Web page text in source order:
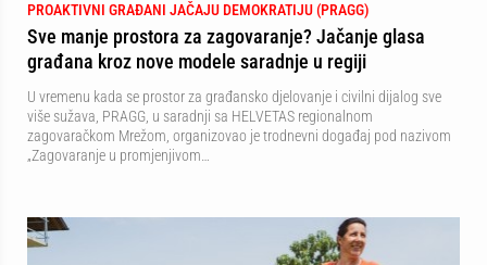
PROAKTIVNI GRAĐANI JAČAJU DEMOKRATIJU (PRAGG)
Sve manje prostora za zagovaranje? Jačanje glasa
građana kroz nove modele saradnje u regiji
U vremenu kada se prostor za građansko djelovanje i civilni dijalog sve
više sužava, PRAGG, u saradnji sa HELVETAS regionalnom
zagovaračkom Mrežom, organizovao je trodnevni događaj pod nazivom
„Zagovaranje u promjenjivom…